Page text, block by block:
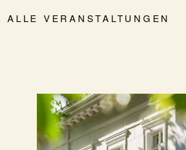
ALLE VERANSTALTUNGEN